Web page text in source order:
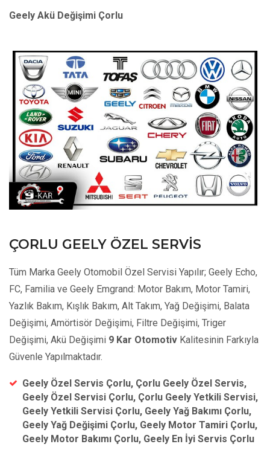
Geely Akü Değişimi Çorlu
ÇORLU GEELY ÖZEL SERVIS
Tüm Marka Geely Otomobil Özel Servisi Yapılır; Geely Echo,
FC, Familia ve Geely Emgrand: Motor Bakım, Motor Tamiri,
Yazlık Bakım, Kışlık Bakım, Alt Takım, Yağ Değişimi, Balata
Değişimi, Amörtisör Değişimi, Filtre Değişimi, Triger
Değişimi, Akü Değişimi 9 Kar Otomotiv Kalitesinin Farkıyla
Güvenle Yapılmaktadır.
Geely Özel Servis Çorlu, Çorlu Geely Özel Servis,
Geely Özel Servisi Çorlu, Çorlu Geely Yetkili Servisi,
Geely Yetkili Servisi Çorlu, Geely Yağ Bakımı Çorlu,
Geely Yağ Değişimi Çorlu, Geely Motor Tamiri Çorlu,
Geely Motor Bakımı Çorlu, Geely En İyi Servis Çorlu